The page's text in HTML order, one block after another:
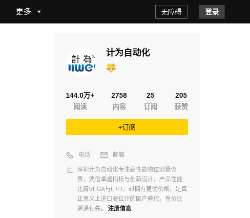
更多 登录
无障碍
计为自动化
144.0万+
阅读
2758
内容
25
订阅
205
获赞
+订阅
电话 邮箱
深圳计为自动化专注高性能物位测量仪
表，凭借卓越指标与创新设计，产品性能
比肩VEGA与E+H，却拥有更优价格，是真
正意义上进口液位计的国产替代，性价比
遥遥领先。
注册信息